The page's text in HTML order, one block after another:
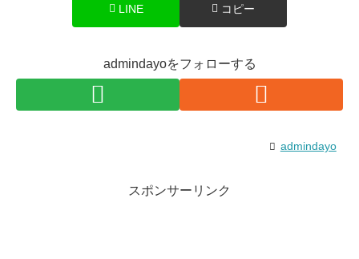
LINE コピー
admindayoをフォローする
admindayo
スポンサーリンク